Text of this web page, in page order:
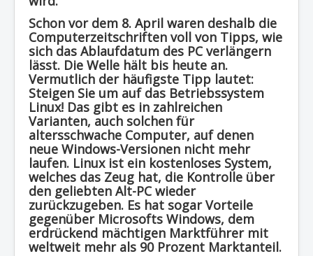
Schon vor dem 8. April waren deshalb die
Computerzeitschriften voll von Tipps, wie
sich das Ablaufdatum des PC verlängern
lässt. Die Welle hält bis heute an.
Vermutlich der häufigste Tipp lautet:
Steigen Sie um auf das Betriebssystem
Linux! Das gibt es in zahlreichen
Varianten, auch solchen für
altersschwache Computer, auf denen
neue Windows-Versionen nicht mehr
laufen. Linux ist ein kostenloses System,
welches das Zeug hat, die Kontrolle über
den geliebten Alt-PC wieder
zurückzugeben. Es hat sogar Vorteile
gegenüber Microsofts Windows, dem
erdrückend mächtigen Marktführer mit
weltweit mehr als 90 Prozent Marktanteil.